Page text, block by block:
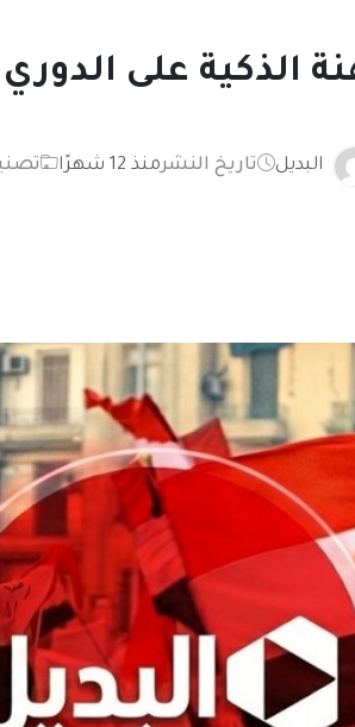
الذكية على
البديل تاريخ النشرمنذ 12 شهرًا